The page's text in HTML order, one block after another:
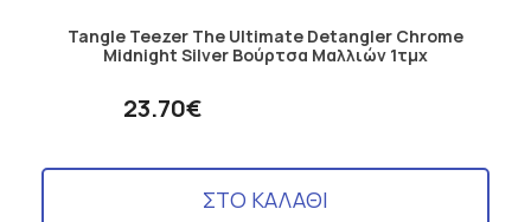
Tangle Teezer The Ultimate Detangler Chrome
Midnight Silver Βούρτσα Μαλλιών 1τμχ
23.70€
ΣΤΟ ΚΑΛΑΘΙ